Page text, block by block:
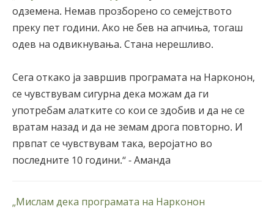
одземена. Немав прозборено со семејството
преку пет години. Ако не бев на апчиња, тогаш
одев на одвикнувања. Стана нерешливо.
Сега откако ја завршив програмата на Нарконон,
се чувствувам сигурна дека можам да ги
употребам алатките со кои се здобив и да не се
вратам назад и да не земам дрога повторно. И
првпат се чувствувам така, веројатно во
последните 10 години.“ - Аманда
„Мислам дека програмата на Нарконон